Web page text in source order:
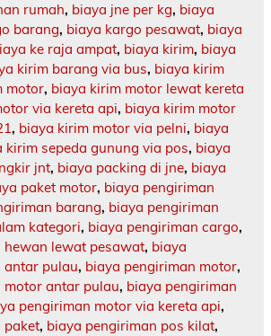
rumah, biaya jne per kg, biaya
barang, biaya kargo pesawat, biaya
ke raja ampat, biaya kirim, biaya
kirim barang via bus, biaya kirim
motor, biaya kirim motor lewat kereta
via kereta api, biaya kirim motor
, biaya kirim motor via pelni, biaya
kirim sepeda gunung via pos, biaya
jnt, biaya packing di jne, biaya
paket motor, biaya pengiriman
barang, biaya pengiriman
kategori, biaya pengiriman cargo,
hewan lewat pesawat, biaya
antar pulau, biaya pengiriman motor,
antar pulau, biaya pengiriman
pengiriman motor via kereta api,
paket, biaya pengiriman pos kilat,